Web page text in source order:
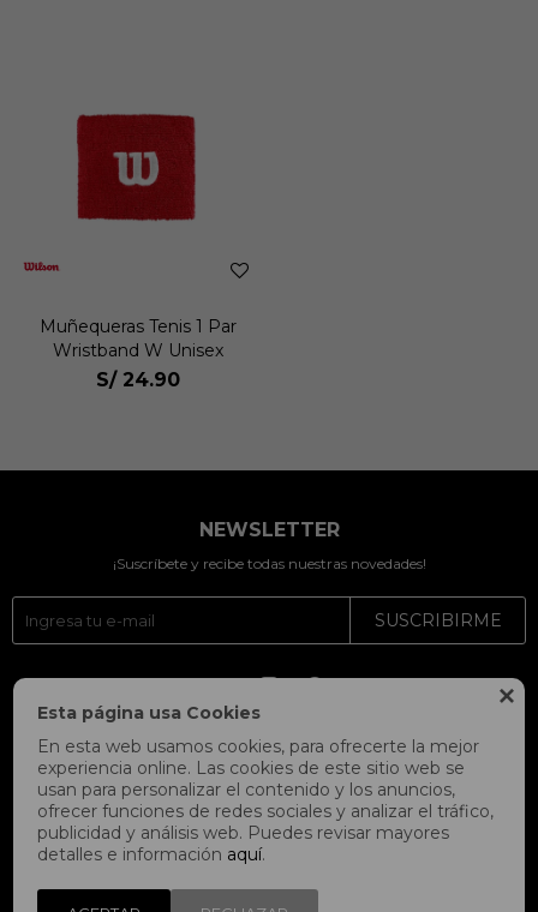

Esta página usa Cookies
En esta web usamos cookies, para ofrecerte la mejor
experiencia online. Las cookies de este sitio web se
usan para personalizar el contenido y los anuncios,
ofrecer funciones de redes sociales y analizar el tráfico,
publicidad y análisis web. Puedes revisar mayores
detalles e información aquí.
Muñequeras Tenis 1 Par
Wristband W Unisex
S/ 24.90
NEWSLETTER
¡Suscríbete y recibe todas nuestras novedades!
SUSCRIBIRME